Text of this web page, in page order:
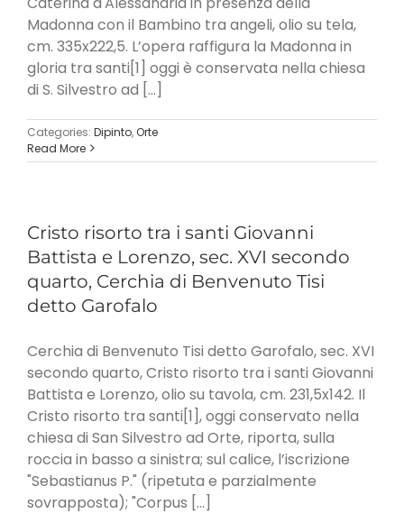
Madonna con il Bambino tra angeli, olio su tela,
cm. 335x222,5. L’opera raffigura la Madonna in
gloria tra santi[1] oggi è conservata nella chiesa
di S. Silvestro ad [...]
Categories: Dipinto,Orte
Read More
Cristo risorto tra i santi Giovanni
Battista e Lorenzo, sec. XVI secondo
quarto, Cerchia di Benvenuto Tisi
detto Garofalo
Cerchia di Benvenuto Tisi detto Garofalo, sec. XVI
secondo quarto, Cristo risorto tra i santi Giovanni
Battista e Lorenzo, olio su tavola, cm. 231,5x142. Il
Cristo risorto tra santi[1], oggi conservato nella
chiesa di San Silvestro ad Orte, riporta, sulla
roccia in basso a sinistra; sul calice, l’iscrizione
"Sebastianus P." (ripetuta e parzialmente
sovrapposta); "Corpus [...]